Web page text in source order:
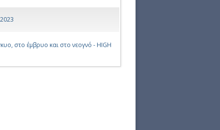
στο έμβρυο και στο νεογνό - HIGH